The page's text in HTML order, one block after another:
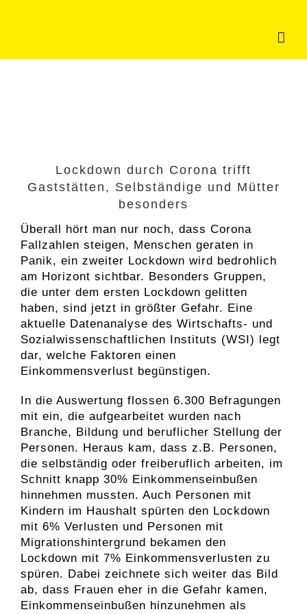
Lockdown durch Corona trifft
Gaststätten, Selbständige und Mütter
besonders
Überall hört man nur noch, dass Corona
Fallzahlen steigen, Menschen geraten in
Panik, ein zweiter Lockdown wird bedrohlich
am Horizont sichtbar. Besonders Gruppen,
die unter dem ersten Lockdown gelitten
haben, sind jetzt in größter Gefahr. Eine
aktuelle Datenanalyse des Wirtschafts- und
Sozialwissenschaftlichen Instituts (WSI) legt
dar, welche Faktoren einen
Einkommensverlust begünstigen.
In die Auswertung flossen 6.300 Befragungen
mit ein, die aufgearbeitet wurden nach
Branche, Bildung und beruflicher Stellung der
Personen. Heraus kam, dass z.B. Personen,
die selbständig oder freiberuflich arbeiten, im
Schnitt knapp 30% Einkommenseinbußen
hinnehmen mussten. Auch Personen mit
Kindern im Haushalt spürten den Lockdown
mit 6% Verlusten und Personen mit
Migrationshintergrund bekamen den
Lockdown mit 7% Einkommensverlusten zu
spüren. Dabei zeichnete sich weiter das Bild
ab, dass Frauen eher in die Gefahr kamen,
Einkommenseinbußen hinzunehmen als